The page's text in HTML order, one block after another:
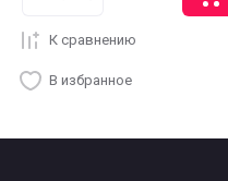
К сравнению
В избранное